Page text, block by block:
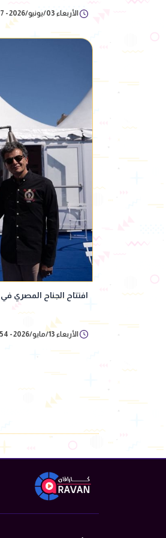
الأربعاء 03/يونيو/2026 - 09:27 ص
افتتاح الجناح المصري في
الأربعاء 13/مايو/2026 - 06:54 م